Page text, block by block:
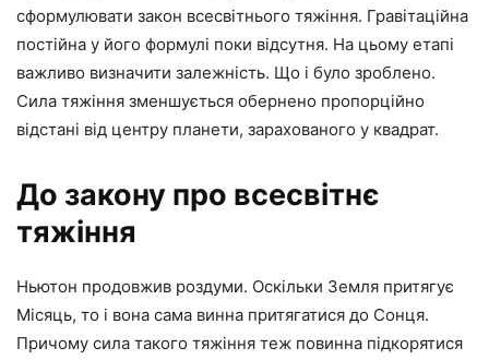
сформулювати закон всесвітнього тяжіння. Гравітаційна
постійна у його формулі поки відсутня. На цьому етапі
важливо визначити залежність. Що і було зроблено.
Сила тяжіння зменшується обернено пропорційно
відстані від центру планети, зарахованого у квадрат.
До закону про всесвітнє
тяжіння
Ньютон продовжив роздуми. Оскільки Земля притягує
Місяць, то і вона сама винна притягатися до Сонця.
Причому сила такого тяжіння теж повинна підкорятися